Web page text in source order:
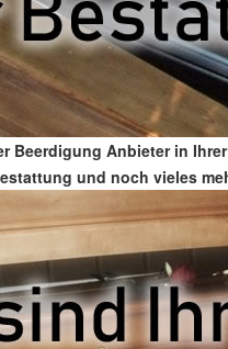
Beerdigung Anbieter in
und noch vieles